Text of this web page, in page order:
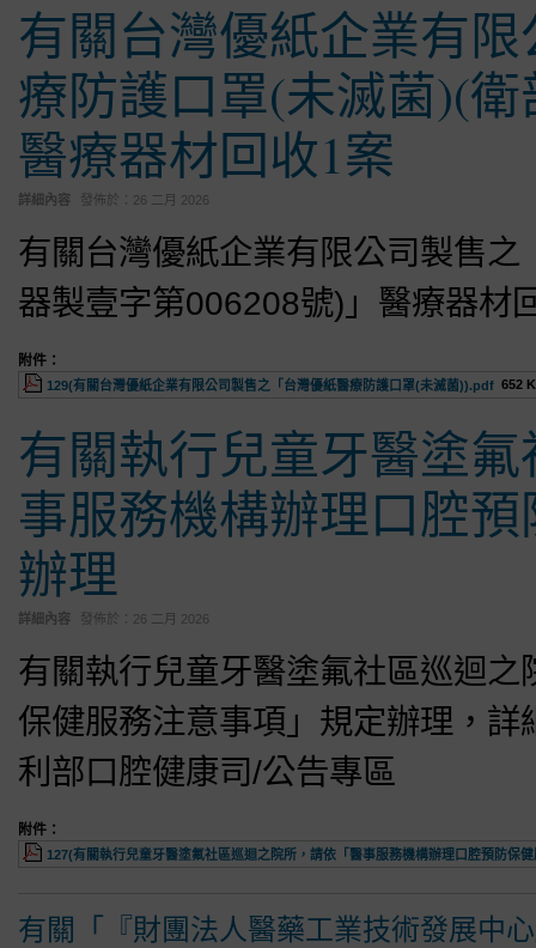
有關台灣優紙企業有
療防護口罩(未滅菌)(
醫療器材回收1案
詳細內容 發佈於： 26 二月 2026
有關台灣優紙企業有限公司製售
器製壹字第006208號)」醫療器材
附件：
129(有關台灣優紙企業有限公司製售之「台灣優紙醫療防護口罩(未滅菌)).pdf 652
有關執行兒童牙醫塗
事服務機構辦理口腔
辦理
詳細內容 發佈於： 26 二月 2026
有關執行兒童牙醫塗氟社區巡迴
保健服務注意事項」規定辦理，
利部口腔健康司/公告專區
附件：
127(有關執行兒童牙醫塗氟社區巡迴之院所，請依「醫事服務機構辦理口腔預防保
有關「『財團法人醫藥工業技術發展中